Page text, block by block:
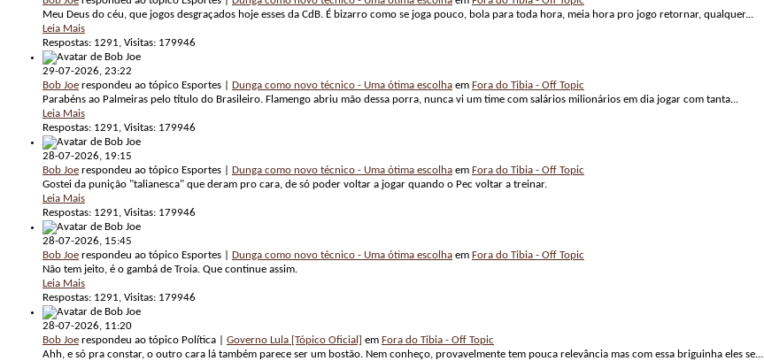
Meu Deus do céu, que jogos desgraçados hoje esses da CdB. É bizarro como se joga pouco, bola para toda hora, meia hora pro jogo retornar, qualquer...
Leia Mais
Respostas: 1291, Visitas: 179946
29-07-2026, 23:22
Bob Joe respondeu ao tópico Esportes | Dunga como novo técnico - Uma ótima escolha em Fora do Tibia - Off Topic
Parabéns ao Palmeiras pelo título do Brasileiro. Flamengo abriu mão dessa porra, nunca vi um time com salários milionários em dia jogar com tanta...
Leia Mais
Respostas: 1291, Visitas: 179946
28-07-2026, 19:15
Bob Joe respondeu ao tópico Esportes | Dunga como novo técnico - Uma ótima escolha em Fora do Tibia - Off Topic
Gostei da punição "talianesca" que deram pro cara, de só poder voltar a jogar quando o Pec voltar a treinar.
Leia Mais
Respostas: 1291, Visitas: 179946
28-07-2026, 15:45
Bob Joe respondeu ao tópico Esportes | Dunga como novo técnico - Uma ótima escolha em Fora do Tibia - Off Topic
Não tem jeito, é o gambá de Troia. Que continue assim.
Leia Mais
Respostas: 1291, Visitas: 179946
28-07-2026, 11:20
Bob Joe respondeu ao tópico Política | Governo Lula [Tópico Oficial] em Fora do Tibia - Off Topic
Ahh, e só pra constar, o outro cara lá também parece ser um bostão. Nem conheço, provavelmente tem pouca relevância mas com essa briguinha eles se...